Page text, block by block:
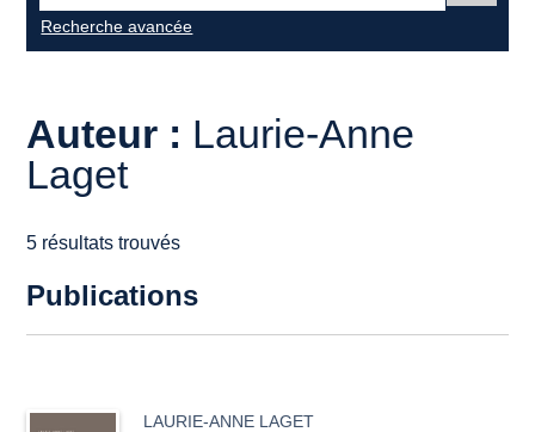
Recherche avancée
Auteur : Laurie-Anne
Laget
5 résultats trouvés
Publications
LAURIE-ANNE LAGET